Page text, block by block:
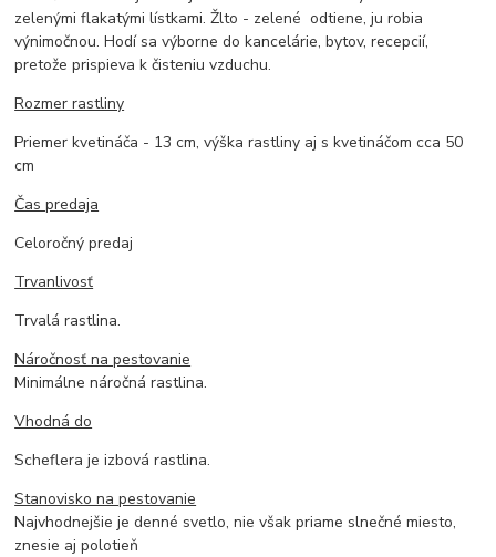
zelenými flakatými lístkami. Žlto - zelené odtiene, ju robia
výnimočnou. Hodí sa výborne do kancelárie, bytov, recepcií,
pretože prispieva k čisteniu vzduchu.
Rozmer rastliny
Priemer kvetináča - 13 cm, výška rastliny aj s kvetináčom cca 50
cm
Čas predaja
Celoročný predaj
Trvanlivosť
Trvalá rastlina.
Náročnosť na pestovanie
Minimálne náročná rastlina.
Vhodná do
Scheflera je izbová rastlina.
Stanovisko na pestovanie
Najvhodnejšie je denné svetlo, nie však priame slnečné miesto,
znesie aj polotieň